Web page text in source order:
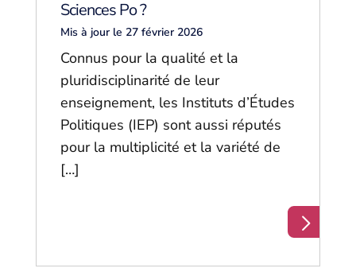
Sciences Po ?
Mis à jour le 27 février 2026
Connus pour la qualité et la
pluridisciplinarité de leur
enseignement, les Instituts d’Études
Politiques (IEP) sont aussi réputés
pour la multiplicité et la variété de
[…]